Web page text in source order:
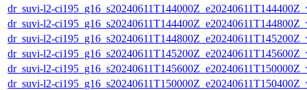
dr_suvi-l2-
dr_suvi-l2-
dr_suvi-l2-
dr_suvi-l2-
dr_suvi-l2-
dr_suvi-l2-